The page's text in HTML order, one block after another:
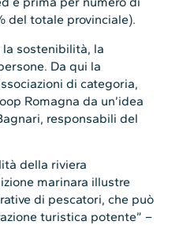
del totale provinciale).
sostenibilità, la
Da qui la
di categoria,
Romagna da un’idea
responsabili del
della riviera
marinara illustre
di pescatori, che può
turistica potente” –